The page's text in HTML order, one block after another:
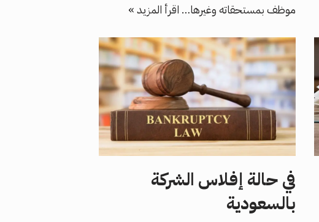
موظف بمستحقاته وغيرها… اقرأ المزيد »
في حالة إفلاس الشركة
بالسعودية